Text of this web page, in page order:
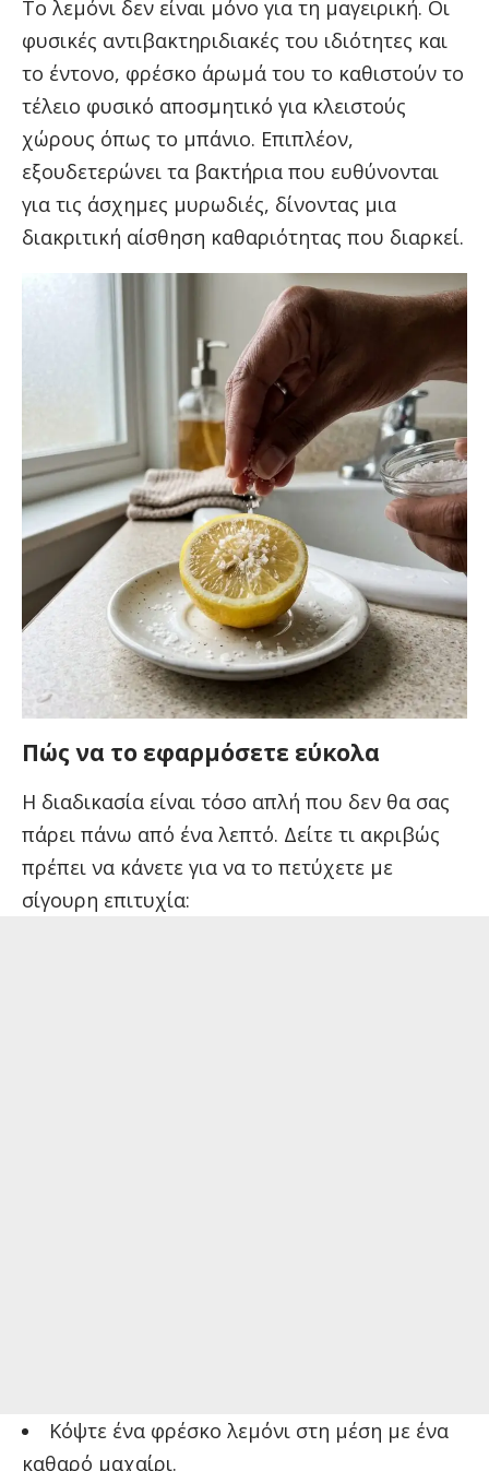
Το λεμόνι δεν είναι μόνο για τη μαγειρική. Οι
φυσικές αντιβακτηριδιακές του ιδιότητες και
το έντονο, φρέσκο άρωμά του το καθιστούν το
τέλειο φυσικό αποσμητικό για κλειστούς
χώρους όπως το μπάνιο. Επιπλέον,
εξουδετερώνει τα βακτήρια που ευθύνονται
για τις άσχημες μυρωδιές, δίνοντας μια
διακριτική αίσθηση καθαριότητας που διαρκεί.
Πώς να το εφαρμόσετε εύκολα
Η διαδικασία είναι τόσο απλή που δεν θα σας
πάρει πάνω από ένα λεπτό. Δείτε τι ακριβώς
πρέπει να κάνετε για να το πετύχετε με
σίγουρη επιτυχία:
Κόψτε ένα φρέσκο λεμόνι στη μέση με ένα
καθαρό μαχαίρι.